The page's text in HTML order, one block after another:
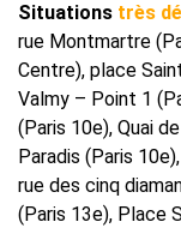
Situations très
rue Montmartre
Centre), place
Valmy – Point 1
(Paris 10e), Quai
Paradis (Paris
rue des cinq
(Paris 13e), Place